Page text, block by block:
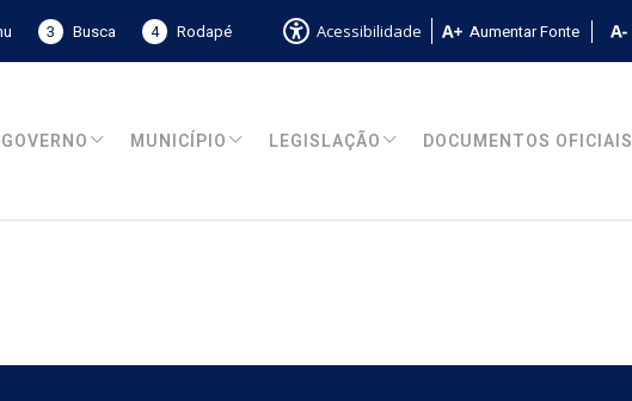
3 Busca 4 Rodapé Acessibilidade Aumentar Fonte
GOVERNO MUNICÍPIO LEGISLAÇÃO DOCUMENTOS OFICIAIS